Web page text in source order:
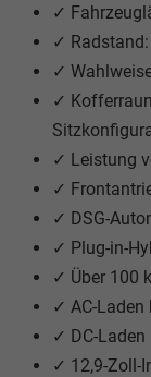
✓
✓
✓
✓
✓ Leistung
✓
✓ DSG-
✓ Plug-in-
✓ Über 100
✓ AC-Laden
✓ DC-
✓ 12,9-Zoll-